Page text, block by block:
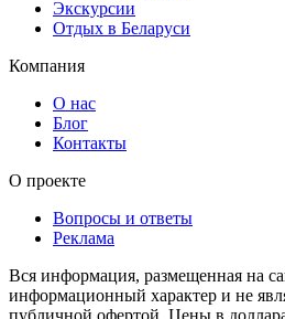
Экскурсии
Отдых в Беларуси
Компания
О нас
Блог
Контакты
О проекте
Вопросы и ответы
Реклама
Вся информация, размещенная на
информационный характер и не
публичной офертой. Цены в